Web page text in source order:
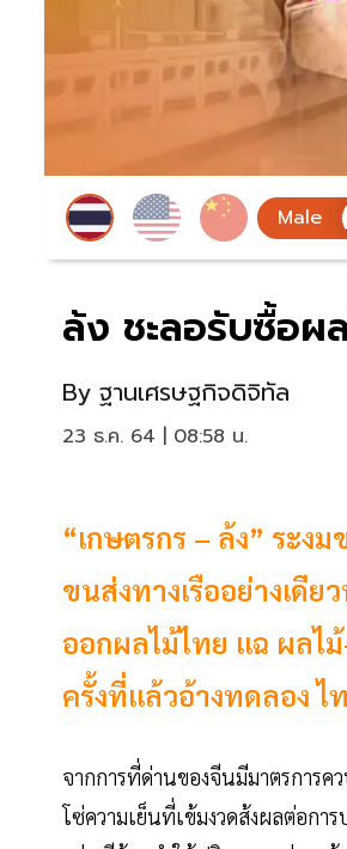
ล้ง ชะลอรับซื้อผ
By ฐานเศรษฐกิจดิจิทัล
23 ธ.ค. 64 | 08:58 น.
“เกษตรกร – ล้ง” ระ
ขนส่งทางเรืออย่างเดี
ออกผลไม้ไทย แฉ ผลไ
ครั้งที่แล้วอ้างทดลอง ไ
จากการที่ด่านของจีนมีมาตรการ
โซ่ความเย็นที่เข้มงวดส้งผลต่อกา